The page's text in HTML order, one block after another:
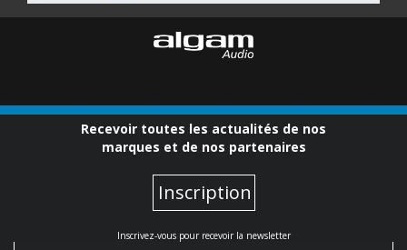
Recevoir toutes les actualités de nos
marques et de nos partenaires
Inscription
Inscrivez-vous pour recevoir la newsletter